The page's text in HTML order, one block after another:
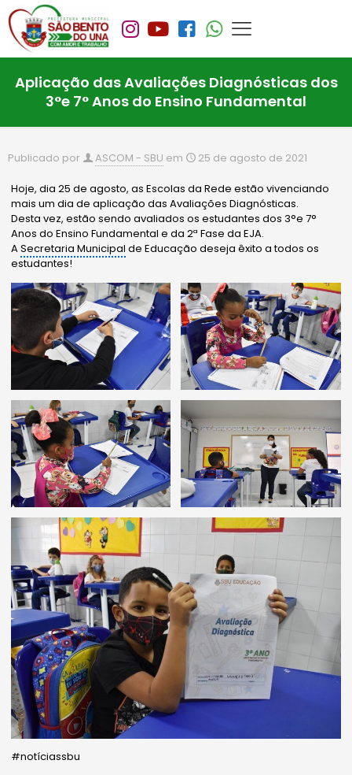
Aplicação das Avaliações Diagnósticas dos
3°e 7° Anos do Ensino Fundamental
Publicado por ASCOM - SBU em 25 de agosto de 2021
Hoje, dia 25 de agosto, as Escolas da Rede estão vivenciando
mais um dia de aplicação das Avaliações Diagnósticas.
Desta vez, estão sendo avaliados os estudantes dos 3°e 7°
Anos do Ensino Fundamental e da 2ª Fase da EJA.
ASecretaria Municipal de Educação deseja êxito a todos os
estudantes!
#notíciassbu